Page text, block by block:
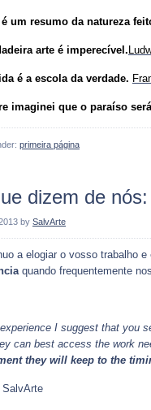
um resumo da natureza
arte é imperecível.
é a escola da verdade.
imaginei que o paraíso
primeira página
dizem de nós:
by SalvArte
a elogiar o vosso trabalho
quando frequentemente
I suggest that you
can best access the work
they will keep to the
SalvArte